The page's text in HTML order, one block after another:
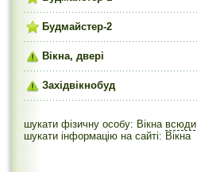
Будмайстер-2
Вікна, двері
Західвікнобуд
шукати фізичну особу: Вікна всюди
шукати інформацію на сайті: Вікна